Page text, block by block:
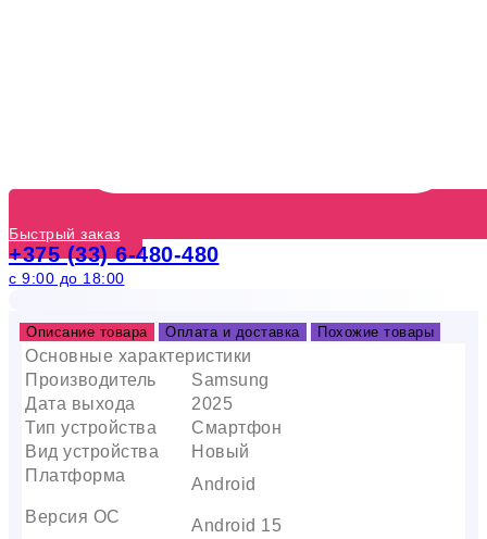
Быстрый заказ
+375 (33) 6-480-480
с 9:00 до 18:00
Описание товара Оплата и доставка Похожие товары
Основные характеристики
Производитель
Samsung
Дата выхода
2025
Тип устройства
Смартфон
Вид устройства
Новый
Платформа
Android
Версия ОС
Android 15